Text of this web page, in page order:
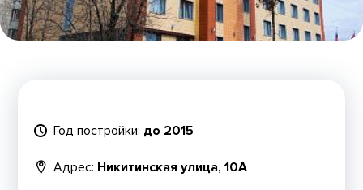
Год постройки: до 2015
Адрес: Никитинская улица, 10А